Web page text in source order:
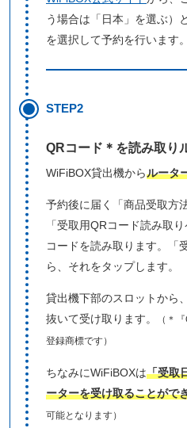
う場合は「日本」を選ぶ）
を選択して予約を行います
STEP2
QRコード＊を読み取り
WiFiBOX貸出機からルータ
予約後に届く「商品受取方
「受取用QRコード読み取
コードを読み取ります。「
ら、それをタップします。
貸出機下部のスロットから
抜いて受け取ります。
（＊
登録商標です）
ちなみにWiFiBOXは「受取
ーターを受け取ることがで
可能となります）